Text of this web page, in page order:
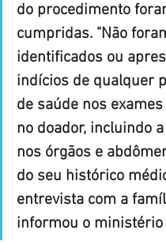
do procedimento
cumpridas. "Não
identificados ou
indícios de qualquer
de saúde nos
no doador, incluindo
nos órgãos e
do seu histórico
entrevista com a
informou o ministério